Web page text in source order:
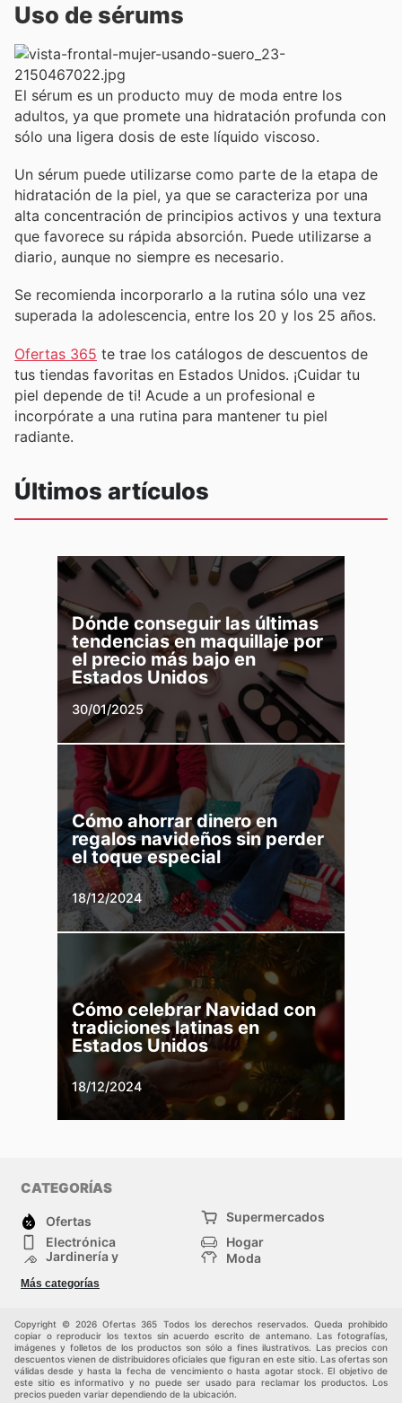
Uso de sérums
El sérum es un producto muy de moda entre los
adultos, ya que promete una hidratación profunda con
sólo una ligera dosis de este líquido viscoso.
Un sérum puede utilizarse como parte de la etapa de
hidratación de la piel, ya que se caracteriza por una
alta concentración de principios activos y una textura
que favorece su rápida absorción. Puede utilizarse a
diario, aunque no siempre es necesario.
Se recomienda incorporarlo a la rutina sólo una vez
superada la adolescencia, entre los 20 y los 25 años.
Ofertas 365 te trae los catálogos de descuentos de
tus tiendas favoritas en Estados Unidos. ¡Cuidar tu
piel depende de ti! Acude a un profesional e
incorpórate a una rutina para mantener tu piel
radiante.
Últimos artículos
Dónde conseguir las últimas
tendencias en maquillaje por
el precio más bajo en
Estados Unidos
30/01/2025
Cómo ahorrar dinero en
regalos navideños sin perder
el toque especial
18/12/2024
Cómo celebrar Navidad con
tradiciones latinas en
Estados Unidos
18/12/2024
CATEGORÍAS
Ofertas
Supermercados
Electrónica
Hogar
Jardinería y
Moda
Tiendas
departamentales
Otros
Más categorías
Copyright © 2026 Ofertas 365 Todos los derechos reservados. Queda prohibido
copiar o reproducir los textos sin acuerdo escrito de antemano. Las fotografías,
imágenes y folletos de los productos son sólo a fines ilustrativos. Las precios con
descuentos vienen de distribuidores oficiales que figuran en este sitio. Las ofertas son
válidas desde y hasta la fecha de vencimiento o hasta agotar stock. El objetivo de
este sitio es informativo y no puede ser usado para reclamar los productos. Los
precios pueden variar dependiendo de la ubicación.